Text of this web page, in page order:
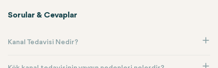
Sorular & Cevaplar
Kanal Tedavisi Nedir?